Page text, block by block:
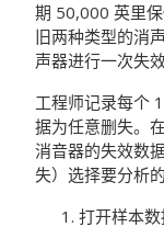
期 50,000 英里
旧两种类型的消
声器进行一次失效
工程师记录每个
据为任意删失。
消音器的失效数
失）选择要分析
打开样本数